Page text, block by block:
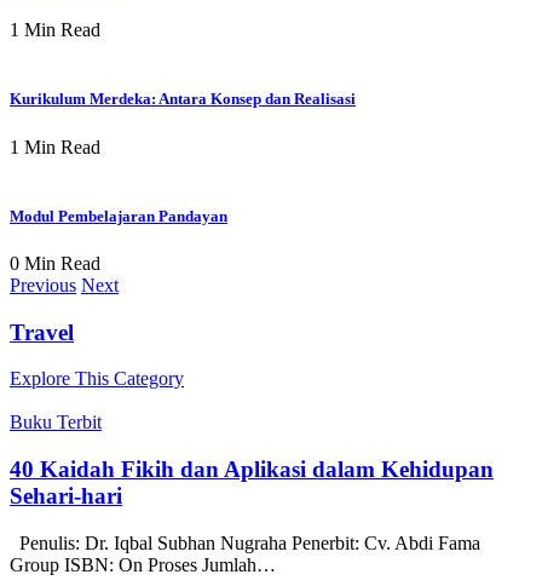
1 Min Read
Kurikulum Merdeka: Antara Konsep dan Realisasi
1 Min Read
Modul Pembelajaran Pandayan
0 Min Read
Previous Next
Travel
Explore This Category
Buku Terbit
40 Kaidah Fikih dan Aplikasi dalam Kehidupan
Sehari-hari
Penulis: Dr. Iqbal Subhan Nugraha Penerbit: Cv. Abdi Fama
Group ISBN: On Proses Jumlah…